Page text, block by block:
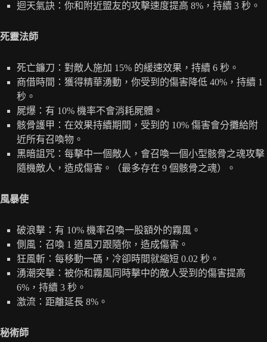
迴天氣訣：你和附近盟友的攻擊速度提高 8%，持續 3 秒。
死靈法師
死亡鐮刀：對敵人施加 15% 的緩速效果，持續 6 秒。
商借時間：獲得精華湧動，你受到的傷害降低 40%，持續 1
秒。
屍爆：有 10% 機率不會消耗屍體。
骸骨護甲：在效果持續期間，受到的 10% 傷害會分攤給附
近所有召喚物。
黑暗詛咒：每擊中一個敵人，會召喚一個小型骸骨之魂攻擊
隨機敵人，造成傷害。（最多存在 9 個骸骨之魂）。
風暴使
破浪擊：有 10% 機率召喚一股額外的霧風。
側風：召喚 1 道風刃跟隨你，造成傷害。
狂風斬：每移動一碼，冷卻時間就縮短 0.02 秒。
湧潮突擊：被你和霧風同時擊中的敵人受到的傷害提高
6%，持續 3 秒。
激流：距離延長 8%。
秘術師